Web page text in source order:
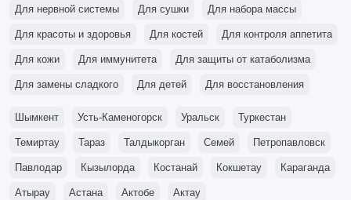
Для нервной системы Для сушки Для набора массы
Для красоты и здоровья Для костей Для контроля аппетита
Для кожи Для иммунитета Для защиты от катаболизма
Для замены сладкого Для детей Для восстановления
Шымкент Усть-Каменогорск Уральск Туркестан
Темиртау Тараз Талдыкорган Семей Петропавловск
Павлодар Кызылорда Костанай Кокшетау Караганда
Атырау Астана Актобе Актау